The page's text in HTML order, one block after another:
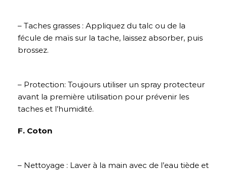
– Taches grasses : Appliquez du talc ou de la
fécule de maïs sur la tache, laissez absorber, puis
brossez.
– Protection: Toujours utiliser un spray protecteur
avant la première utilisation pour prévenir les
taches et l’humidité.
F. Coton
– Nettoyage : Laver à la main avec de l’eau tiède et